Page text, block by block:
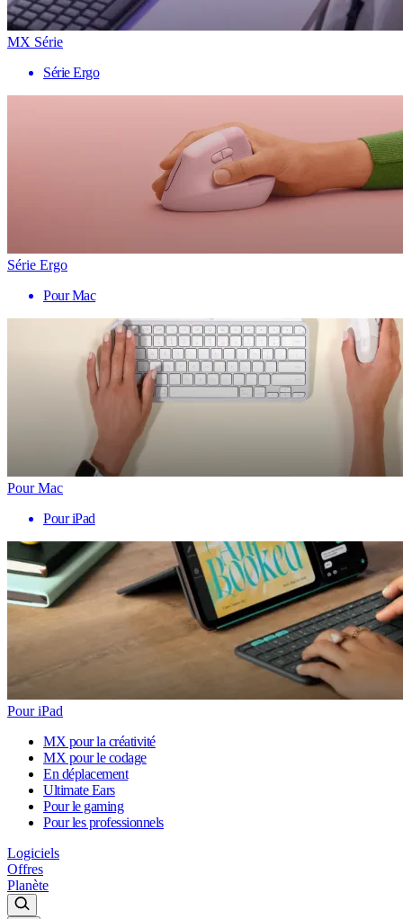
MX Série
Série Ergo
Série Ergo
Pour Mac
Pour Mac
Pour iPad
Pour iPad
MX pour la créativité
MX pour le codage
En déplacement
Ultimate Ears
Pour le gaming
Pour les professionnels
Logiciels
Offres
Planète